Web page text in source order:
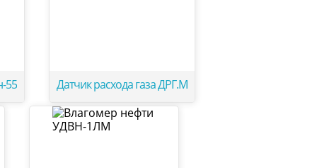
55 Датчик расхода газа ДРГ.М